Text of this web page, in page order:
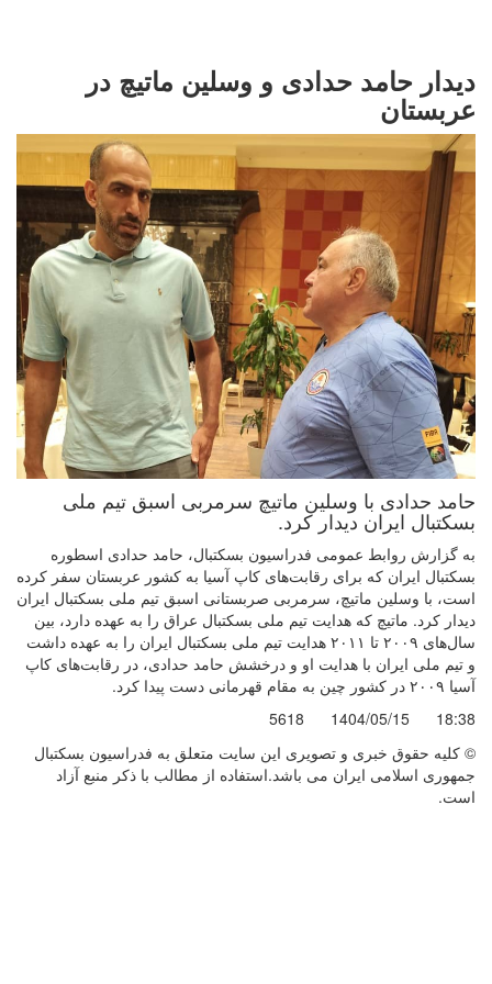
دیدار حامد حدادی و وسلین ماتیچ در
عربستان
حامد حدادی با وسلین ماتیچ سرمربی اسبق تیم ملی
بسکتبال ایران دیدار کرد.
به گزارش روابط عمومی فدراسیون بسکتبال، حامد حدادی اسطوره
بسکتبال ایران که برای رقابت‌های کاپ آسیا به کشور عربستان سفر کرده
است، با وسلین ماتیچ، سرمربی صربستانی اسبق تیم ملی بسکتبال ایران
دیدار کرد. ماتیچ که هدایت تیم ملی بسکتبال عراق را به عهده دارد، بین
سال‌های ۲۰۰۹ تا ۲۰۱۱ هدایت تیم ملی بسکتبال ایران را به عهده داشت
و تیم ملی ایران با هدایت او و درخشش حامد حدادی، در رقابت‌های کاپ
آسیا ۲۰۰۹ در کشور چین به مقام قهرمانی دست پیدا کرد.
18:38
1404/05/15
5618
© کليه حقوق خبری و تصويری اين سايت متعلق به فدراسیون بسکتبال
جمهوری اسلامی ایران می باشد.استفاده از مطالب با ذكر منبع آزاد
است.